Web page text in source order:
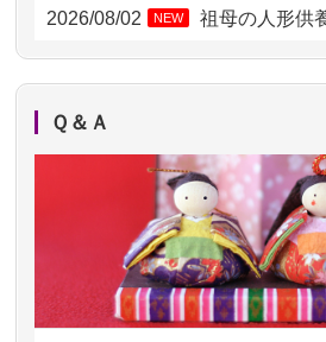
2026/07/31 10:29 京都市の方か
2026/07/31 08:41 埼玉県の方か
2026/07/30 22:27
2026/07/30 17:02 神奈川の方か
2026/07/30 15:59 神奈川の方か
2026/07/30 08:46 東京都の方か
2026/07/29 15:08 神奈川の方か
2026/08/02 NEW
祖母の人形供
いただき安心感がある
供養の内容（料金や
も丁寧に説...
2026/07/18つい先日も利用させ
た。 手続...
Ｑ＆Ａ